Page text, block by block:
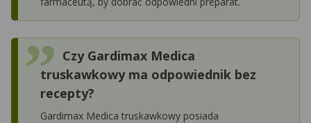
Czy Gardimax Medica
truskawkowy ma odpowiednik bez
recepty?
Gardimax Medica truskawkowy posiada